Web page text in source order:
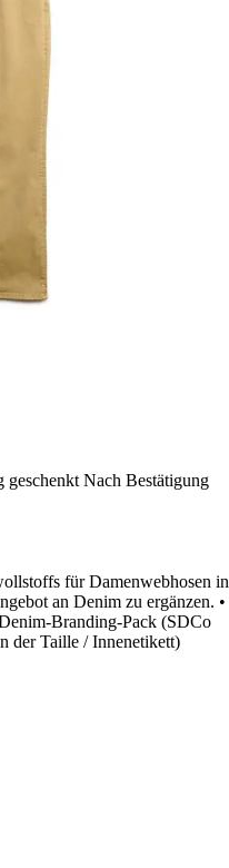
geschenkt Nach Bestätigung
für Damenwebhosen in
an Denim zu ergänzen. •
Branding-Pack (SDCo
der Taille / Innenetikett)